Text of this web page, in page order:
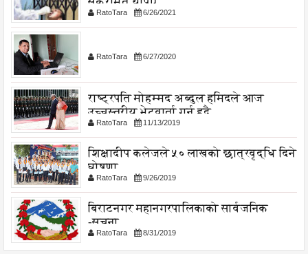
RatoTara 6/26/2021
RatoTara 6/27/2020
राष्ट्रपति मोहम्मद अब्दुल हमिदले आज
उच्चस्तरीय भेटवार्ता गर्नु हुदै,
RatoTara 11/13/2019
शिक्षादीप कलेजले ५० लाखको छात्रवृद्धि दिने
घोषणा
RatoTara 9/26/2019
बिराटनगर महानगरपालिकाको सार्वजनिक
-सुचना
RatoTara 8/31/2019